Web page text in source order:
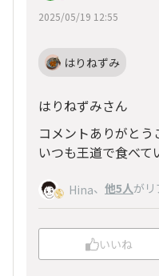
2025/05/19 12:55
はりねずみ
はりねずみさん
コメントありがとう
いつも王道で食べ
Hina、 他5人がリ
いいね